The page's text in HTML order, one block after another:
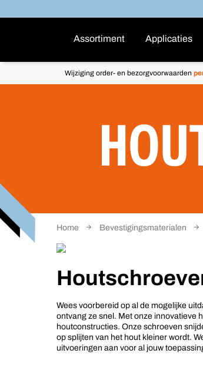
Assortiment Applicaties
Wijziging order- en bezorgvoorwaarden
Home Bevestigingsmaterialen
Wees voorbereid op al de mogelijke
ontvang ze snel. Met onze innovatieve
houtconstructies. Onze schroeven
op splijten van het hout kleiner wordt.
uitvoeringen aan voor al jouw